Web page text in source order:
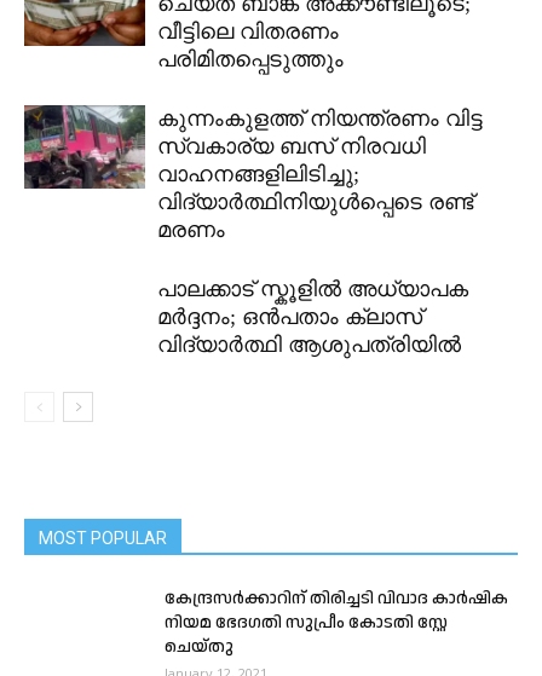
വീട്ടിലെ വിതരണം
പരിമിതപ്പെടുത്തും
കുന്നംകുളത്ത് നിയന്ത്രണം വിട്ട
സ്വകാര്യ ബസ് നിരവധി
വാഹനങ്ങളിലിടിച്ചു;
വിദ്യാർത്ഥിനിയുൾപ്പെടെ രണ്ട്
മരണം
പാലക്കാട് സ്കൂളിൽ അധ്യാപക
മർദ്ദനം; ഒൻപതാം ക്ലാസ്
വിദ്യാർത്ഥി ആശുപത്രിയിൽ
MOST POPULAR
കേന്ദ്രസർക്കാറിന് തിരിച്ചടി വിവാദ കാർഷിക
നിയമ ഭേദഗതി സുപ്രീം കോടതി സ്റ്റേ
ചെയ്തു